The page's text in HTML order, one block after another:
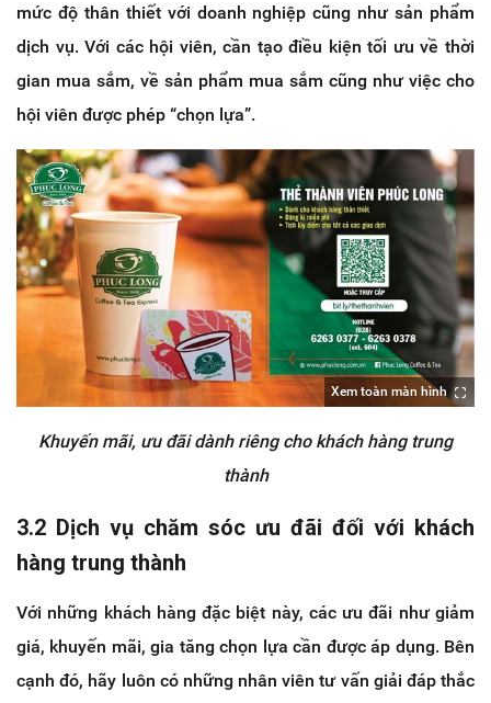
mức độ thân thiết với doanh nghiệp cũng như sản phẩm
dịch vụ. Với các hội viên, cần tạo điều kiện tối ưu về thời
gian mua sắm, về sản phẩm mua sắm cũng như việc cho
hội viên được phép “chọn lựa”.
Xem toàn màn hình
Khuyến mãi, ưu đãi dành riêng cho khách hàng trung
thành
3.2 Dịch vụ chăm sóc ưu đãi đối với khách
hàng trung thành
Với những khách hàng đặc biệt này, các ưu đãi như giảm
giá, khuyến mãi, gia tăng chọn lựa cần được áp dụng. Bên
cạnh đó, hãy luôn có những nhân viên tư vấn giải đáp thắc